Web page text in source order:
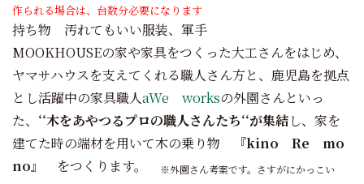
作られる場合は、台数分必要になります
持ち物 汚れてもいい服装、軍手
MOOKHOUSEの家や家具をつくった大工さんをはじめ、
ヤマサハウスを支えてくれる職人さん方と、鹿児島を拠点
とし活躍中の家具職人aWe worksの外園さんといっ
た、 ‘‘木をあやつるプロの職人さんたち‘‘が集結し、家を
建てた時の端材を用いて木の乗り物
『kino Re mo
no』
をつくります。
※外園さん考案です。さすがにかっこい